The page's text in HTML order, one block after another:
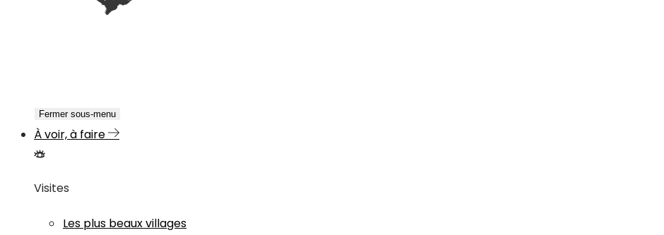
Fermer sous-menu
À voir, à faire
Visites
Les plus beaux villages